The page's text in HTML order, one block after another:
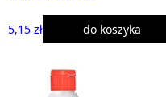
5,15 zł do koszyka